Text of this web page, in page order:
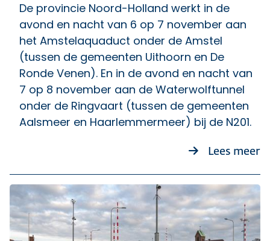
De provincie Noord-Holland werkt in de
avond en nacht van 6 op 7 november aan
het Amstelaquaduct onder de Amstel
(tussen de gemeenten Uithoorn en De
Ronde Venen). En in de avond en nacht van
7 op 8 november aan de Waterwolftunnel
onder de Ringvaart (tussen de gemeenten
Aalsmeer en Haarlemmermeer) bij de N201.
Lees meer